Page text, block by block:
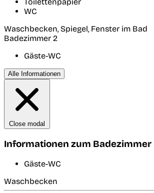
WC
Waschbecken, Spiegel, Fenster im Bad
Badezimmer 2
Gäste-WC
Alle Informationen
Close modal
Informationen zum Badezimmer
Gäste-WC
Waschbecken